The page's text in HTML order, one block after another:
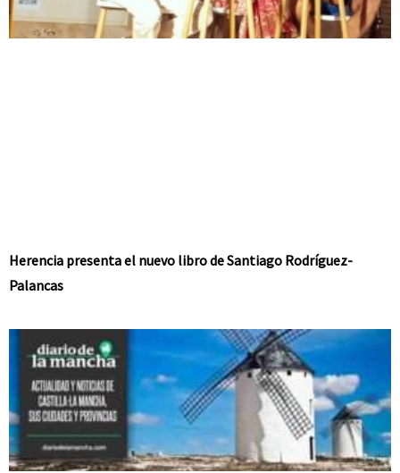
Herencia presenta el nuevo libro de Santiago Rodríguez-
Palancas